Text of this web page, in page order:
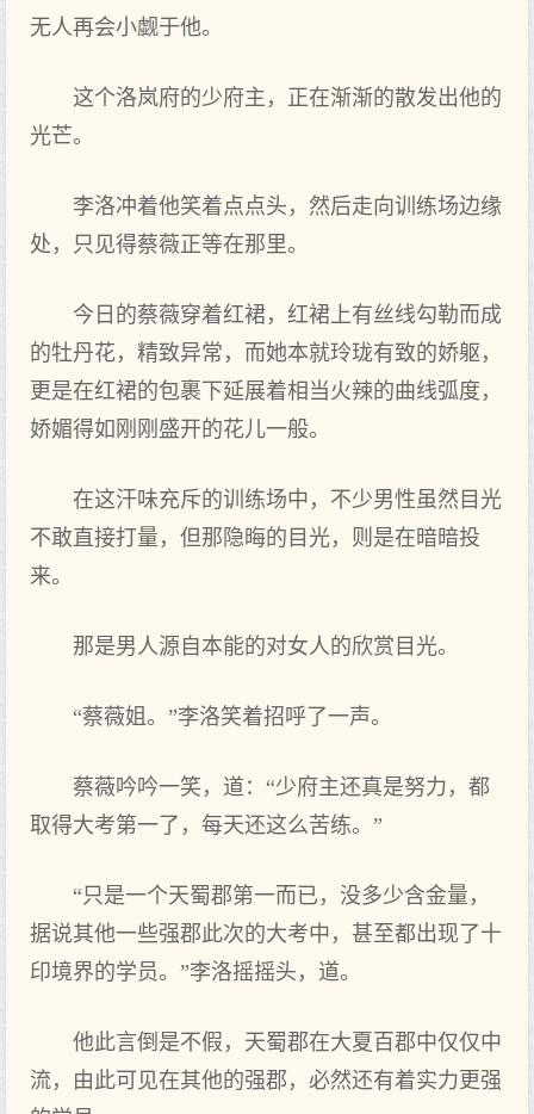
无人再会小觑于他。
这个洛岚府的少府主，正在渐渐的散发出他的
光芒。
李洛冲着他笑着点点头，然后走向训练场边缘
处，只见得蔡薇正等在那里。
今日的蔡薇穿着红裙，红裙上有丝线勾勒而成
的牡丹花，精致异常，而她本就玲珑有致的娇躯，
更是在红裙的包裹下延展着相当火辣的曲线弧度，
娇媚得如刚刚盛开的花儿一般。
在这汗味充斥的训练场中，不少男性虽然目光
不敢直接打量，但那隐晦的目光，则是在暗暗投
来。
那是男人源自本能的对女人的欣赏目光。
“蔡薇姐。”李洛笑着招呼了一声。
蔡薇吟吟一笑，道：“少府主还真是努力，都
取得大考第一了，每天还这么苦练。”
“只是一个天蜀郡第一而已，没多少含金量，
据说其他一些强郡此次的大考中，甚至都出现了十
印境界的学员。”李洛摇摇头，道。
他此言倒是不假，天蜀郡在大夏百郡中仅仅中
流，由此可见在其他的强郡，必然还有着实力更强